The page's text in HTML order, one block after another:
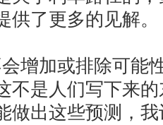
了更多的见解。
加或排除可能
不是人们写下来
做出这些预测，